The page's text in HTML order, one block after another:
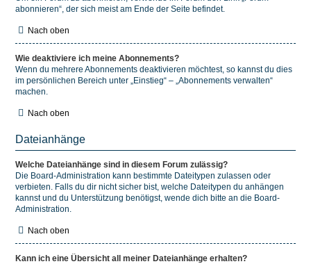
abonnieren“, der sich meist am Ende der Seite befindet.
Nach oben
Wie deaktiviere ich meine Abonnements?
Wenn du mehrere Abonnements deaktivieren möchtest, so kannst du dies
im persönlichen Bereich unter „Einstieg“ – „Abonnements verwalten“
machen.
Nach oben
Dateianhänge
Welche Dateianhänge sind in diesem Forum zulässig?
Die Board-Administration kann bestimmte Dateitypen zulassen oder
verbieten. Falls du dir nicht sicher bist, welche Dateitypen du anhängen
kannst und du Unterstützung benötigst, wende dich bitte an die Board-
Administration.
Nach oben
Kann ich eine Übersicht all meiner Dateianhänge erhalten?